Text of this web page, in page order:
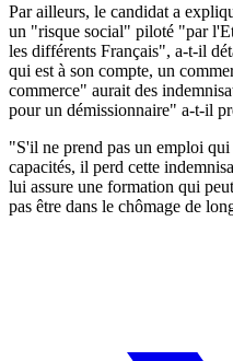
Par ailleurs, le candidat a
un "risque social" piloté "par
les différents Français", a-t-il
qui est à son compte, un
commerce" aurait des
pour un démissionnaire" a-t-il
"S'il ne prend pas un emploi qui
capacités, il perd cette
lui assure une formation qui
pas être dans le chômage de